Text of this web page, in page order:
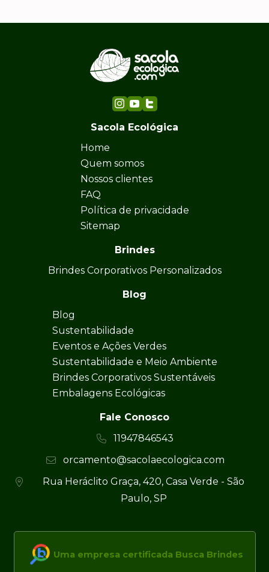
Sacola Ecológica
Home
Quem somos
Nossos clientes
FAQ
Política de privacidade
Sitemap
Brindes
Brindes Corporativos Personalizados
Blog
Blog
Sustentabilidade
Eventos e Ações Verdes
Sustentabilidade e Meio Ambiente
Brindes Corporativos Sustentáveis
Embalagens Ecológicas
Fale Conosco
11947846543
orcamento@sacolaecologica.com
Rua Heráclito Graça, 420, Casa Verde - São
Paulo, SP
Uma empresa certificada Busca Brindes